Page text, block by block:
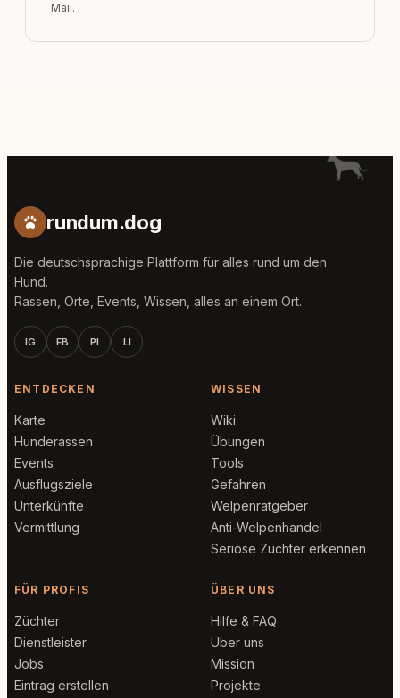
Mail.
rundum.dog
Die deutschsprachige Plattform für alles rund um den
Hund.
Rassen, Orte, Events, Wissen, alles an einem Ort.
IG FB PI LI
ENTDECKEN
Karte
Hunderassen
Events
Ausflugsziele
Unterkünfte
Vermittlung
WISSEN
Wiki
Übungen
Tools
Gefahren
Welpenratgeber
Anti-Welpenhandel
Seriöse Züchter erkennen
FÜR PROFIS
Züchter
Dienstleister
Jobs
Eintrag erstellen
ÜBER UNS
Hilfe & FAQ
Über uns
Mission
Projekte